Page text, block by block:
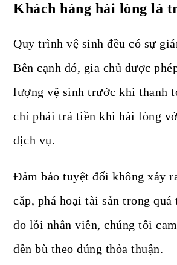
Khách hàng hài lòng là
Quy trình vệ sinh đều có sự
Bên cạnh đó, gia chủ được
lượng vệ sinh trước khi thanh
chỉ phải trả tiền khi hài lòng
dịch vụ.
Đảm bảo tuyệt đối không xảy
cắp, phá hoại tài sản trong
do lỗi nhân viên, chúng tôi
đền bù theo đúng thỏa thuận.